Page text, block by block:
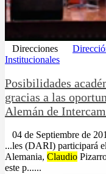
Direcciones
Institucionales
Posibilidades
gracias a las
Alemán de
04 de Septiembre de
...les (DARI) participará
Alemania, Claudio
este p......